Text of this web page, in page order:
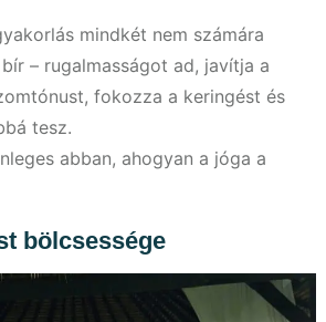
mindkét nem számára
– rugalmasságot ad, javítja a
fokozza a keringést és
tesz.
abban, ahogyan a jóga a
bölcsessége